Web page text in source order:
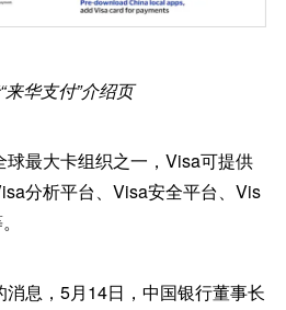
来华支付”介绍页
最大卡组织之一，Visa可提供
分析平台、Visa安全平台、Vis
息，5月14日，中国银行董事长